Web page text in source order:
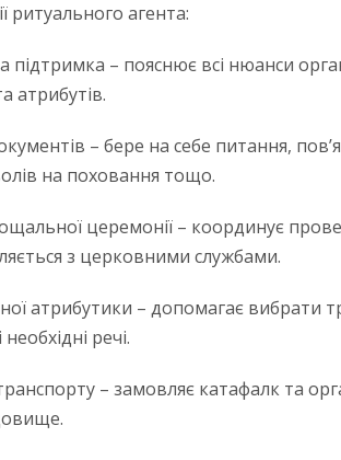
ритуального агента:
підтримка – пояснює всі нюанси
атрибутів.
– бере на себе питання,
на поховання тощо.
церемонії – координує
з церковними службами.
атрибутики – допомагає вибрати
речі.
– замовляє катафалк та